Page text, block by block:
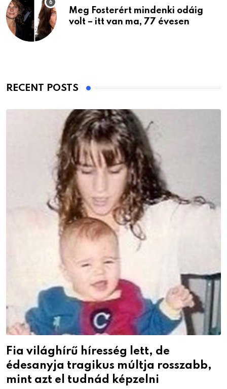
Meg Fosterért mindenki odáig
volt – itt van ma, 77 évesen
RECENT POSTS
Fia világhírű híresség lett, de
édesanyja tragikus múltja rosszabb,
mint azt el tudnád képzelni